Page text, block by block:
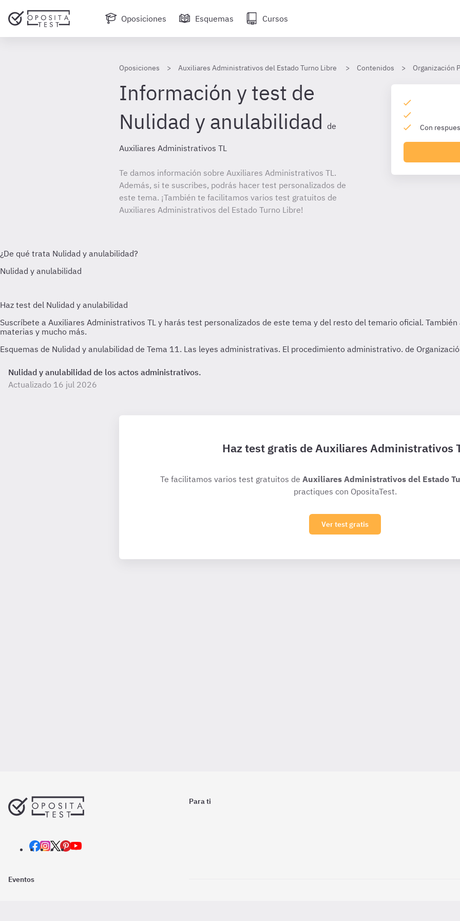
Oposiciones Esquemas Cursos
Oposiciones Auxiliares Administrativos del Estado Turno Libre Contenidos Organización
Información y test de
Nulidad y anulabilidad de
Auxiliares Administrativos TL
Te damos información sobre Auxiliares Administrativos TL.
Además, si te suscribes, podrás hacer test personalizados de
este tema. ¡También te facilitamos varios test gratuitos de
Auxiliares Administrativos del Estado Turno Libre!
Con
Esquemas de Nulidad y anulabilidad de Tema 11. Las leyes administrativas. El procedimiento administrativo. de
Nulidad y anulabilidad de los actos administrativos.
Actualizado 16 jul 2026
Haz test gratis de Auxiliares Administrativos
Te facilitamos varios test gratuitos de Auxiliares Administrativos del Estado
practiques con OpositaTest.
Ver test gratis
Para ti
Eventos